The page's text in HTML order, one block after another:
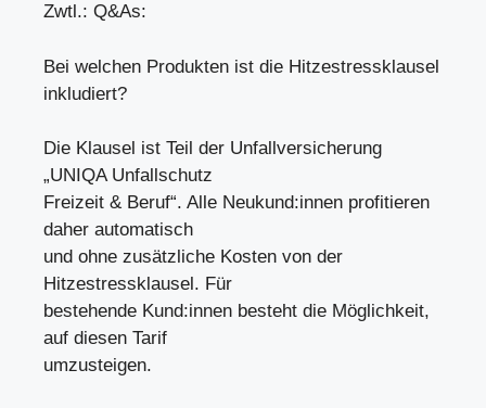
Zwtl.: Q&As:
Bei welchen Produkten ist die Hitzestressklausel
inkludiert?
Die Klausel ist Teil der Unfallversicherung
„UNIQA Unfallschutz
Freizeit & Beruf“. Alle Neukund:innen profitieren
daher automatisch
und ohne zusätzliche Kosten von der
Hitzestressklausel. Für
bestehende Kund:innen besteht die Möglichkeit,
auf diesen Tarif
umzusteigen.